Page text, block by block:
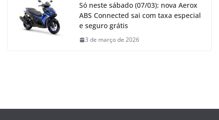
Só neste sábado (07/03): nova Aerox
ABS Connected sai com taxa especial
e seguro grátis
3 de março de 2026